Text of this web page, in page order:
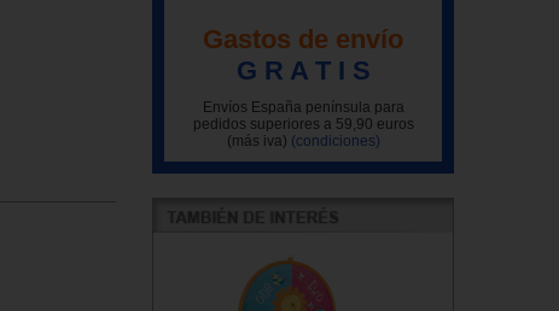
Gastos de envío
G R A T I S
Envíos España península para
pedidos superiores a 59,90 euros
(más iva) (condiciones)